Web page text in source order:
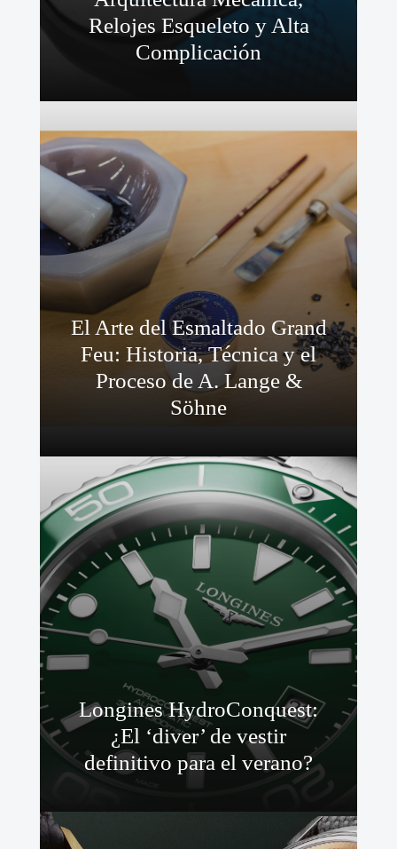
Relojes Esqueleto y Alta
Complicación
El Arte del Esmaltado Grand
Feu: Historia, Técnica y el
Proceso de A. Lange &
Söhne
Longines HydroConquest:
¿El ‘diver’ de vestir
definitivo para el verano?